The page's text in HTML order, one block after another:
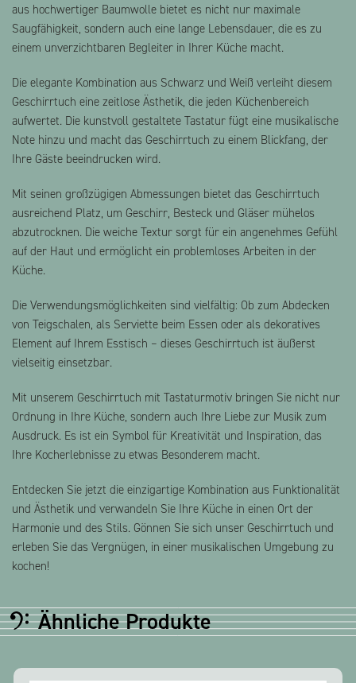
aus hochwertiger Baumwolle bietet es nicht nur maximale
Saugfähigkeit, sondern auch eine lange Lebensdauer, die es zu
einem unverzichtbaren Begleiter in Ihrer Küche macht.
Die elegante Kombination aus Schwarz und Weiß verleiht diesem
Geschirrtuch eine zeitlose Ästhetik, die jeden Küchenbereich
aufwertet. Die kunstvoll gestaltete Tastatur fügt eine musikalische
Note hinzu und macht das Geschirrtuch zu einem Blickfang, der
Ihre Gäste beeindrucken wird.
Mit seinen großzügigen Abmessungen bietet das Geschirrtuch
ausreichend Platz, um Geschirr, Besteck und Gläser mühelos
abzutrocknen. Die weiche Textur sorgt für ein angenehmes Gefühl
auf der Haut und ermöglicht ein problemloses Arbeiten in der
Küche.
Die Verwendungsmöglichkeiten sind vielfältig: Ob zum Abdecken
von Teigschalen, als Serviette beim Essen oder als dekoratives
Element auf Ihrem Esstisch – dieses Geschirrtuch ist äußerst
vielseitig einsetzbar.
Mit unserem Geschirrtuch mit Tastaturmotiv bringen Sie nicht nur
Ordnung in Ihre Küche, sondern auch Ihre Liebe zur Musik zum
Ausdruck. Es ist ein Symbol für Kreativität und Inspiration, das
Ihre Kocherlebnisse zu etwas Besonderem macht.
Entdecken Sie jetzt die einzigartige Kombination aus Funktionalität
und Ästhetik und verwandeln Sie Ihre Küche in einen Ort der
Harmonie und des Stils. Gönnen Sie sich unser Geschirrtuch und
erleben Sie das Vergnügen, in einer musikalischen Umgebung zu
kochen!
Ähnliche Produkte